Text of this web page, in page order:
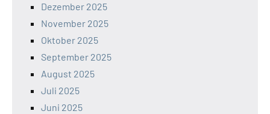
Dezember 2025
November 2025
Oktober 2025
September 2025
August 2025
Juli 2025
Juni 2025